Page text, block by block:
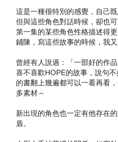
這是一種很特別的感覺，自己
但與這些角色對話時候，卻也
第一集的某些角色性格描述得
鋪陳，寫這些故事的時候，我
曾經有人說過：「一部好的作
喜不喜歡HOPE的故事，說句
的書翻上幾遍都可以一看再看
多素材～
新出現的角色也一定有他存在
盾。